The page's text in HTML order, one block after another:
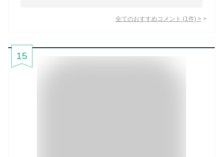
全てのおすすめコメント (1 件) >
15